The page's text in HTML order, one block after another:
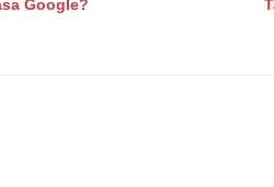
Google?